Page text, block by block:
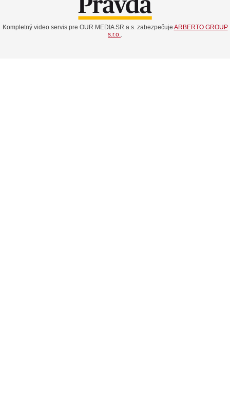
Kompletný video servis pre OUR MEDIA SR a.s. zabezpečuje ARBERTO GROUP
s.r.o..